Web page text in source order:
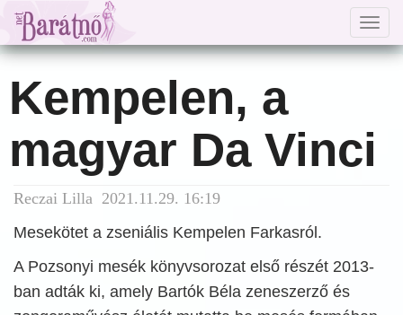
Kempelen, a
magyar Da Vinci
Reczai Lilla 2021.11.29. 16:19
Mesekötet a zseniális Kempelen Farkasról.
A Pozsonyi mesék könyvsorozat első részét 2013-
ban adták ki, amely Bartók Béla zeneszerző és